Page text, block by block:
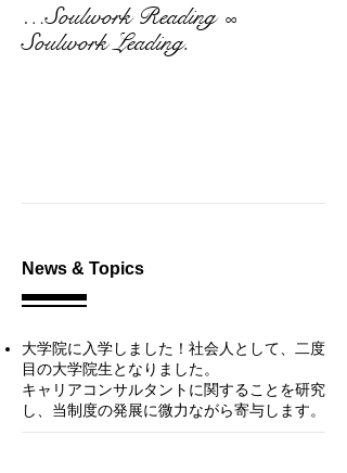
…Soulwork Reading ∞
Soulwork Leading.
News & Topics
大学院に入学しました！ 社会人として、二度
目の大学院生となりました。
キャリアコンサルタントに関することを研究
し、当制度の発展に微力ながら寄与します。​